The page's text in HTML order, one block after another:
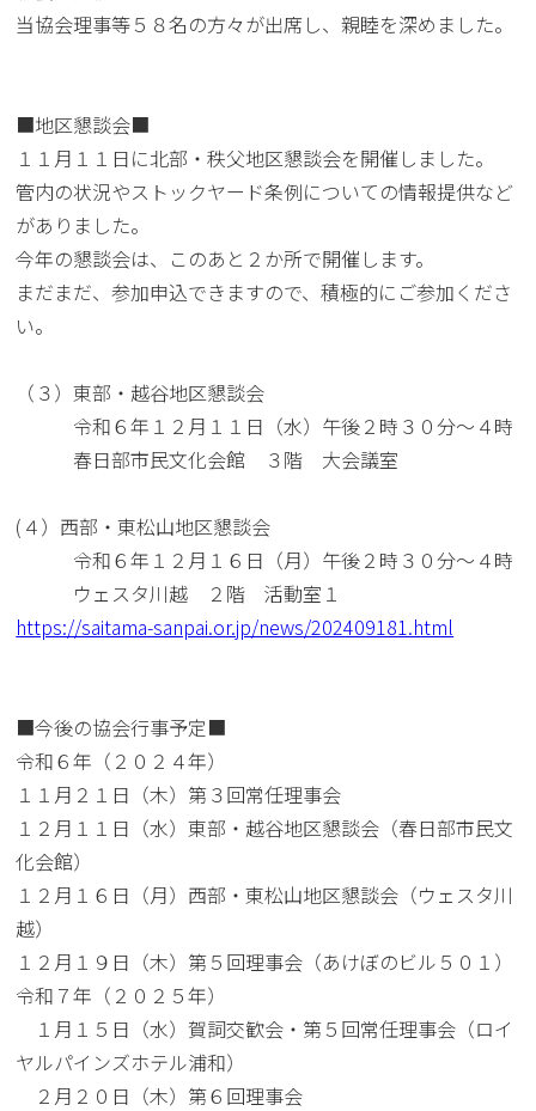
当協会理事等５８名の方々が出席し、親睦を深めました。
■地区懇談会■
１１月１１日に北部・秩父地区懇談会を開催しました。
管内の状況やストックヤード条例についての情報提供など
がありました。
今年の懇談会は、このあと２か所で開催します。
まだまだ、参加申込できますので、積極的にご参加くださ
い。
（３）東部・越谷地区懇談会
令和６年１２月１１日（水）午後２時３０分～４時
春日部市民文化会館 ３階 大会議室
(４）西部・東松山地区懇談会
令和６年１２月１６日（月）午後２時３０分～４時
ウェスタ川越 ２階 活動室１
https://saitama-sanpai.or.jp/news/202409181.html
■今後の協会行事予定■
令和６年（２０２４年）
１１月２１日（木）第３回常任理事会
１２月１１日（水）東部・越谷地区懇談会（春日部市民文
化会館）
１２月１６日（月）西部・東松山地区懇談会（ウェスタ川
越）
１２月１９日（木）第５回理事会（あけぼのビル５０１）
令和７年（２０２５年）
１月１５日（水）賀詞交歓会・第５回常任理事会（ロイ
ヤルパインズホテル浦和）
２月２０日（木）第６回理事会